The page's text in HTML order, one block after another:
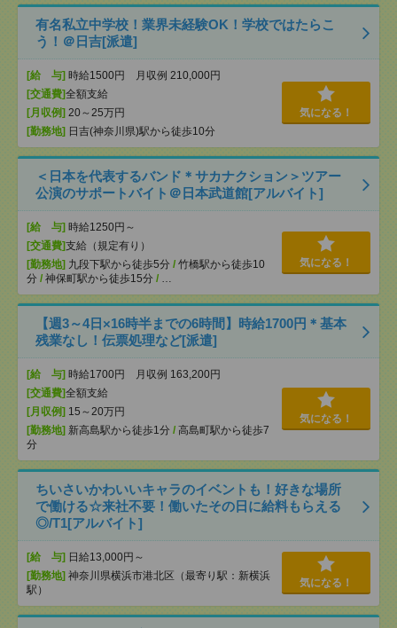
有名私立中学校！業界未経験OK！学校ではたらこ
う！＠日吉[派遣]
[給 与] 時給1500円 月収例 210,000円
[交通費]全額支給
[月収例] 20～25万円
[勤務地] 日吉(神奈川県)駅から徒歩10分
気になる！
＜日本を代表するバンド＊サカナクション＞ツアー
公演のサポートバイト＠日本武道館[アルバイト]
[給 与] 時給1250円～
[交通費]支給（規定有り）
[勤務地] 九段下駅から徒歩5分 / 竹橋駅から徒歩10
分 / 神保町駅から徒歩15分 / …
気になる！
【週3～4日×16時半までの6時間】時給1700円＊基本
残業なし！伝票処理など[派遣]
[給 与] 時給1700円 月収例 163,200円
[交通費]全額支給
[月収例] 15～20万円
[勤務地] 新高島駅から徒歩1分 / 高島町駅から徒歩7
分
気になる！
ちいさいかわいいキャラのイベントも！好きな場所
で働ける☆来社不要！働いたその日に給料もらえる
◎/T1[アルバイト]
[給 与] 日給13,000円～
[勤務地] 神奈川県横浜市港北区（最寄り駅：新横浜
駅）
気になる！